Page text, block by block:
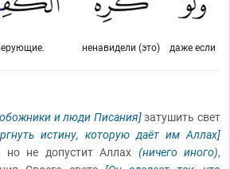
даже если
ненавидели (это)
и люди Писания]затушить свет
истину, которую даёт им Аллах]
но не допустит Аллах (ничего иного),